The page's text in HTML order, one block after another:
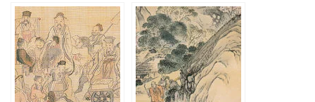
雲窓 著した村上島之允